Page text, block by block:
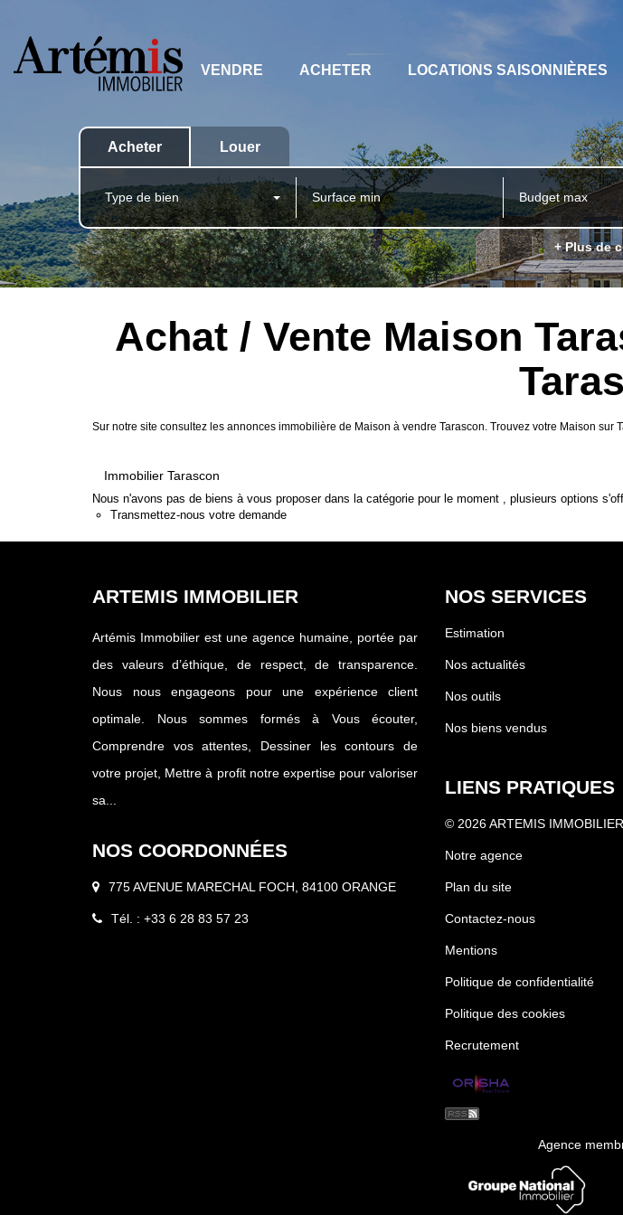
VENDRE ACHETER LOCATIONS SAISONNIÈRES
Acheter Louer
Type de bien
+ Plus de
Achat / Vente Maison
Sur notre site consultez les annonces immobilière de Maison à vendre Tarascon. Trouvez votre Maison sur
Immobilier Tarascon
Nous n'avons pas de biens à vous proposer dans la catégorie pour le moment , plusieurs options
Transmettez-nous votre demande
ARTEMIS IMMOBILIER
Artémis Immobilier est une agence humaine, portée par
des valeurs d’éthique, de respect, de transparence.
Nous nous engageons pour une expérience client
optimale. Nous sommes formés à Vous écouter,
Comprendre vos attentes, Dessiner les contours de
votre projet, Mettre à profit notre expertise pour valoriser
sa...
NOS COORDONNÉES
775 AVENUE MARECHAL FOCH, 84100 ORANGE
Tél. : +33 6 28 83 57 23
NOS SERVICES
Estimation
Nos actualités
Nos outils
Nos biens vendus
LIENS PRATIQUES
© 2026 ARTEMIS IMMOBILIER
Notre agence
Plan du site
Contactez-nous
Mentions
Politique de confidentialité
Politique des cookies
Recrutement
Agence